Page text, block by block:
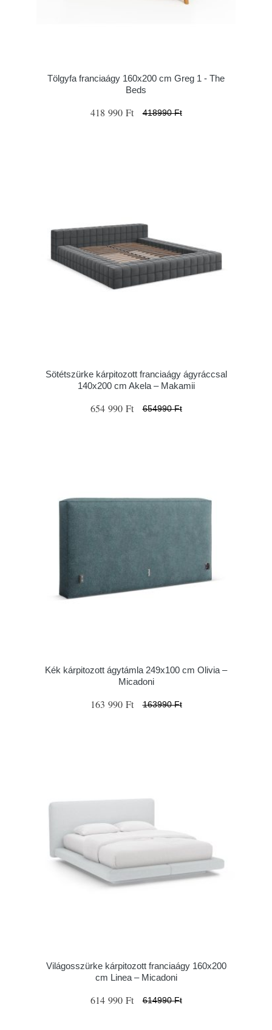
Tölgyfa franciaágy 160x200 cm Greg 1 - The
Beds
418 990 Ft 418990 Ft
Sötétszürke kárpitozott franciaágy ágyráccsal
140x200 cm Akela – Makamii
654 990 Ft 654990 Ft
Kék kárpitozott ágytámla 249x100 cm Olivia –
Micadoni
163 990 Ft 163990 Ft
Világosszürke kárpitozott franciaágy 160x200
cm Linea – Micadoni
614 990 Ft 614990 Ft